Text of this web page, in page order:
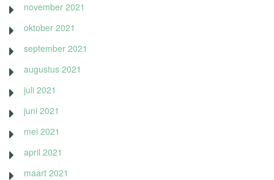
november 2021
oktober 2021
september 2021
augustus 2021
juli 2021
juni 2021
mei 2021
april 2021
maart 2021